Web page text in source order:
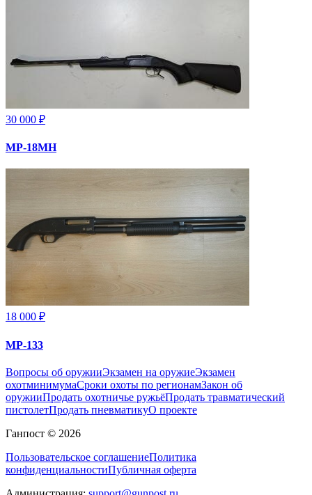
30 000 ₽
МР-18МН
18 000 ₽
МР-133
Вопросы об оружииЭкзамен на оружиеЭкзамен
охотминимумаСроки охоты по регионамЗакон об
оружииПродать охотничье ружьёПродать травматический
пистолетПродать пневматикуО проекте
Ганпост © 2026
Пользовательское соглашениеПолитика
конфиденциальностиПубличная оферта